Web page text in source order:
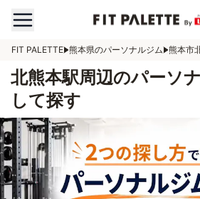
FIT PALETTE 熊本県のパーソナルジム 熊本市
北熊本駅周辺のパーソ
して探す